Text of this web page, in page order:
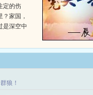
定的伤
家国，
是深空中
狼！